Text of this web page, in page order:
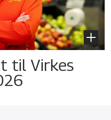
til Virkes